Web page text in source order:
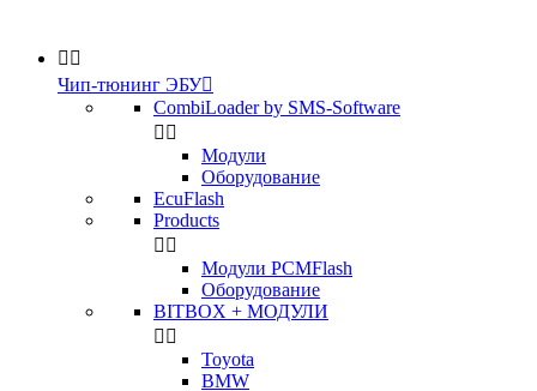
 
Чип-тюнинг ЭБУ
CombiLoader by SMS-Software
 
Модули
Оборудование
EcuFlash
Products
 
Модули PCMFlash
Оборудование
BITBOX + МОДУЛИ
 
Toyota
BMW